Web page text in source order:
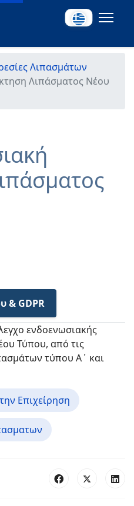
Λιπασμάτων
Λιπάσματος Νέου
& GDPR
ενδοενωσιακής
Τύπου, από τις
τύπου Α΄ και
Επιχείρηση